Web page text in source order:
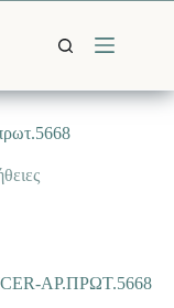
ΑΡ.ΠΡΩΤ.5668